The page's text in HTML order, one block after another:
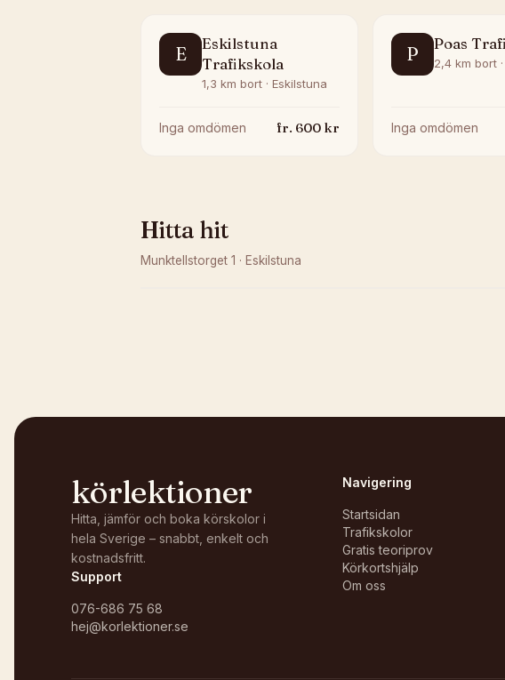
E
Eskilstuna
Trafikskola
1,3 km bort · Eskilstuna
Inga omdömen fr. 600 kr
P Poas
2,4 km bort
Inga omdömen
Hitta hit
Munktellstorget 1 · Eskilstuna
körlektioner
Hitta, jämför och boka körskolor i
hela Sverige – snabbt, enkelt och
kostnadsfritt.
Support
076-686 75 68
hej@korlektioner.se
Navigering
Startsidan
Trafikskolor
Gratis teoriprov
Körkortshjälp
Om oss